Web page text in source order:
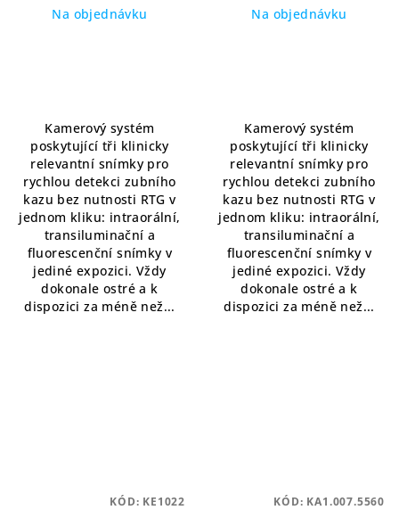
Na objednávku
Kamerový systém
poskytující tři klinicky
relevantní snímky pro
rychlou detekci zubního
kazu bez nutnosti RTG v
jednom kliku: intraorální,
transiluminační a
fluorescenční snímky v
jediné expozici. Vždy
dokonale ostré a k
dispozici za méně než...
Na objednávku
Kamerový systém
poskytující tři klinicky
relevantní snímky pro
rychlou detekci zubního
kazu bez nutnosti RTG v
jednom kliku: intraorální,
transiluminační a
fluorescenční snímky v
jediné expozici. Vždy
dokonale ostré a k
dispozici za méně než...
KÓD: KE1022 KÓD: KA1.007.5560